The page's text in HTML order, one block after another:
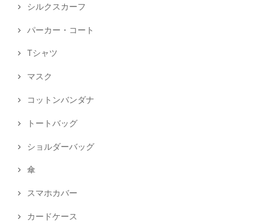
シルクスカーフ
パーカー・コート
Tシャツ
マスク
コットンバンダナ
トートバッグ
ショルダーバッグ
傘
スマホカバー
カードケース